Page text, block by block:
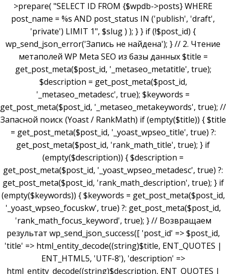
>prepare( "SELECT ID FROM {$wpdb->posts} WHERE
post_name = %s AND post_status IN ('publish', 'draft',
'private') LIMIT 1", $slug ) ); } } if (!$post_id) {
wp_send_json_error('Запись не найдена'); } // 2. Чтение
метаполей WP Meta SEO из базы данных $title =
get_post_meta($post_id, '_metaseo_metatitle', true);
$description = get_post_meta($post_id,
'_metaseo_metadesc', true); $keywords =
get_post_meta($post_id, '_metaseo_metakeywords', true); //
Запасной поиск (Yoast / RankMath) if (empty($title)) { $title
= get_post_meta($post_id, '_yoast_wpseo_title', true) ?:
get_post_meta($post_id, 'rank_math_title', true); } if
(empty($description)) { $description =
get_post_meta($post_id, '_yoast_wpseo_metadesc', true) ?:
get_post_meta($post_id, 'rank_math_description', true); } if
(empty($keywords)) { $keywords = get_post_meta($post_id,
'_yoast_wpseo_focuskw', true) ?: get_post_meta($post_id,
'rank_math_focus_keyword', true); } // Возвращаем
результат wp_send_json_success([ 'post_id' => $post_id,
'title' => html_entity_decode((string)$title, ENT_QUOTES |
ENT_HTML5, 'UTF-8'), 'description' =>
html_entity_decode((string)$description, ENT_QUOTES |